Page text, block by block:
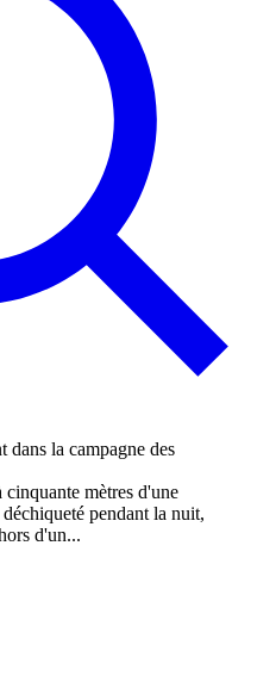
mètres d'une
pendant la nuit,
d'un...